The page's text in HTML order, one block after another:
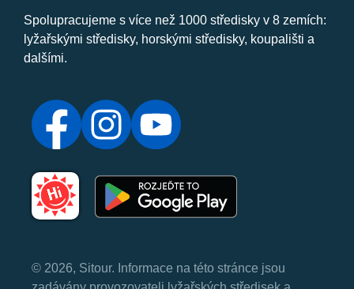
Spolupracujeme s více než 1000 středisky v 8 zemích:
lyžařskými středisky, horskými středisky, koupališti a
dalšími.
© 2026, Sitour. Informace na této stránce jsou